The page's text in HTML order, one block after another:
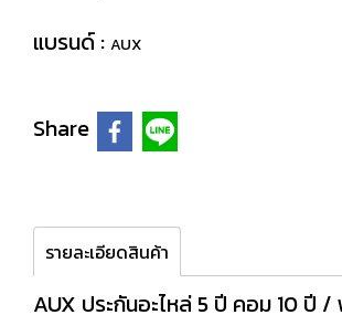
แบรนด์ : AUX
Share
รายละเอียดสินค้า
AUX ประกันอะไหล่ 5 ปี คอม 10 ปี